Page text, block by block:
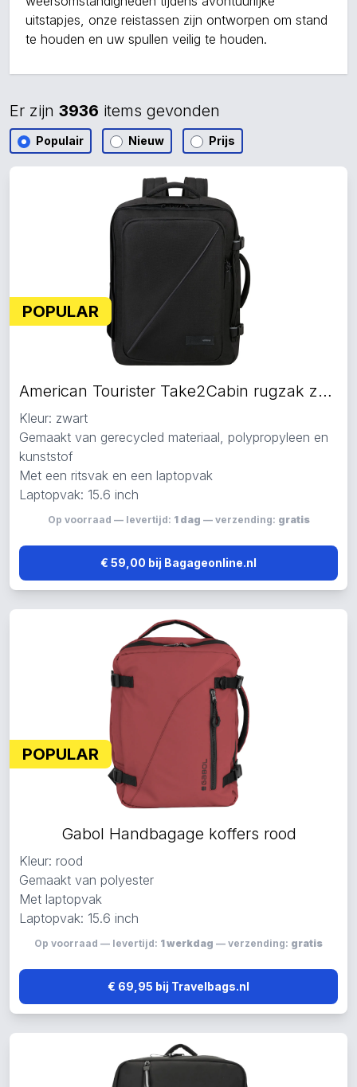
uitstapjes, onze reistassen zijn ontworpen om stand
te houden en uw spullen veilig te houden.
Er zijn 3936 items gevonden
Populair Nieuw Prijs
POPULAR
American Tourister Take2Cabin rugzak zwart
Kleur: zwart
Gemaakt van gerecycled materiaal, polypropyleen en
kunststof
Met een ritsvak en een laptopvak
Laptopvak: 15.6 inch
Op voorraad — levertijd: 1 dag — verzending: gratis
€ 59,00 bij Bagageonline.nl
POPULAR
Gabol Handbagage koffers rood
Kleur: rood
Gemaakt van polyester
Met laptopvak
Laptopvak: 15.6 inch
Op voorraad — levertijd: 1 werkdag — verzending: gratis
€ 69,95 bij Travelbags.nl